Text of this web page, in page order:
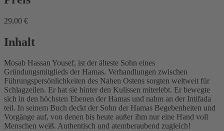
29,00 €
Inhalt
Mosab Hassan Yousef, ist der älteste Sohn eines
Gründungsmitglieds der Hamas. Verhandlungen zwischen
Führungspersönlichkeiten des Nahen Ostens sorgten weltweit für
Schlagzeilen. Er hat sie hinter den Kulissen miterlebt. Er bewegte
sich in den höchsten Ebenen der Hamas und nahm an der Intifada
teil. In seinem Buch deckt der Sohn der Hamas Begebenheiten und
Vorgänge auf, von denen bis heute außer ihm nur eine Hand voll
Menschen weiß. Authentisch und atemberaubend zugleich!